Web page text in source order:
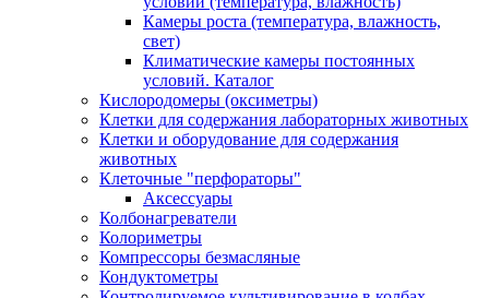
Камеры роста (температура, влажность,
свет)
Климатические камеры постоянных
условий. Каталог
Кислородомеры (оксиметры)
Клетки для содержания лабораторных животных
Клетки и оборудование для содержания
животных
Клеточные "перфораторы"
Аксессуары
Колбонагреватели
Колориметры
Компрессоры безмасляные
Кондуктометры